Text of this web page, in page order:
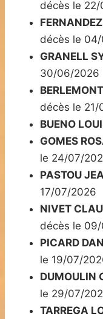
décès le
décès le
GRANELL
30/06/2026
décès le 21/
BUENO
GOMES
le 24/07/
PASTOU
17/07/2026
NIVET
décès le
PICARD
le 19/07/
DUMOULIN
le 29/07/
TARREGA